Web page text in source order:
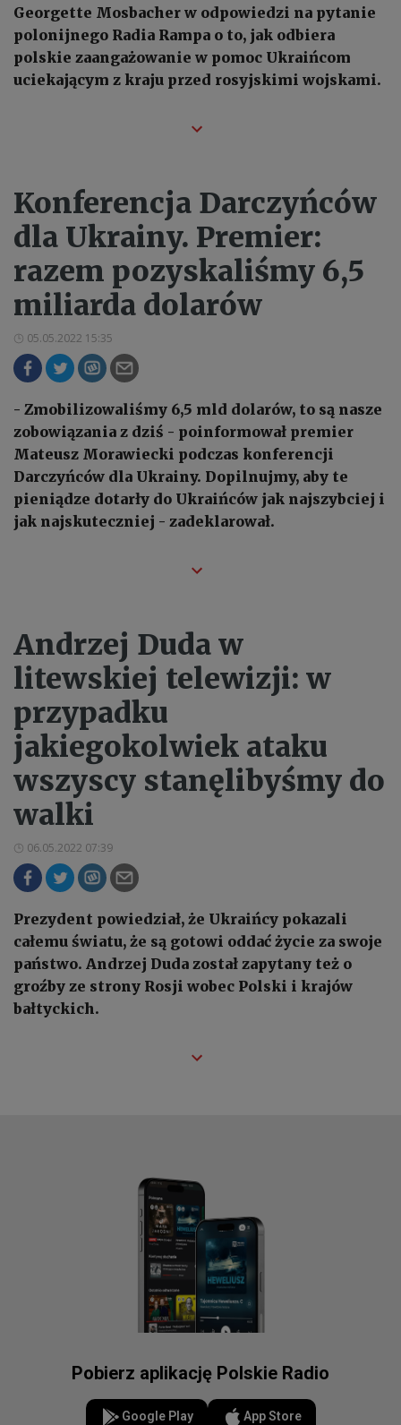
Georgette Mosbacher w odpowiedzi na pytanie
polonijnego Radia Rampa o to, jak odbiera
polskie zaangażowanie w pomoc Ukraińcom
uciekającym z kraju przed rosyjskimi wojskami.
Konferencja Darczyńców
dla Ukrainy. Premier:
razem pozyskaliśmy 6,5
miliarda dolarów
05.05.2022 15:35
- Zmobilizowaliśmy 6,5 mld dolarów, to są nasze
zobowiązania z dziś - poinformował premier
Mateusz Morawiecki podczas konferencji
Darczyńców dla Ukrainy. Dopilnujmy, aby te
pieniądze dotarły do Ukraińców jak najszybciej i
jak najskuteczniej - zadeklarował.
Andrzej Duda w
litewskiej telewizji: w
przypadku
jakiegokolwiek ataku
wszyscy stanęlibyśmy do
walki
06.05.2022 07:39
Prezydent powiedział, że Ukraińcy pokazali
całemu światu, że są gotowi oddać życie za swoje
państwo. Andrzej Duda został zapytany też o
groźby ze strony Rosji wobec Polski i krajów
bałtyckich.
Pobierz aplikację Polskie Radio
Google Play App Store